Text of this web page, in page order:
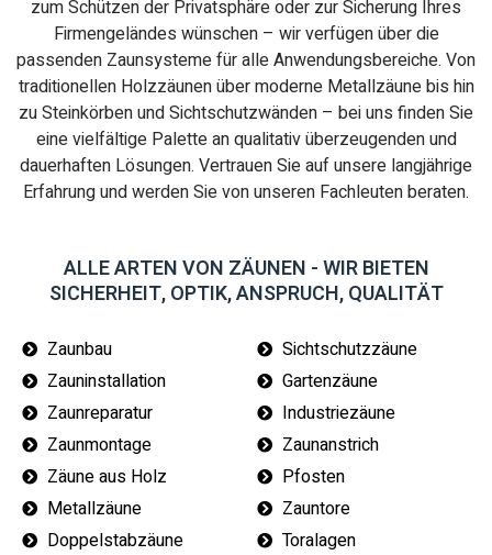
zum Schützen der Privatsphäre oder zur Sicherung Ihres
Firmengeländes wünschen – wir verfügen über die
passenden Zaunsysteme für alle Anwendungsbereiche. Von
traditionellen Holzzäunen über moderne Metallzäune bis hin
zu Steinkörben und Sichtschutzwänden – bei uns finden Sie
eine vielfältige Palette an qualitativ überzeugenden und
dauerhaften Lösungen. Vertrauen Sie auf unsere langjährige
Erfahrung und werden Sie von unseren Fachleuten beraten.
ALLE ARTEN VON ZÄUNEN - WIR BIETEN
SICHERHEIT, OPTIK, ANSPRUCH, QUALITÄT
Zaunbau
Zauninstallation
Zaunreparatur
Zaunmontage
Zäune aus Holz
Metallzäune
Doppelstabzäune
Sichtschutzzäune
Gartenzäune
Industriezäune
Zaunanstrich
Pfosten
Zauntore
Toralagen